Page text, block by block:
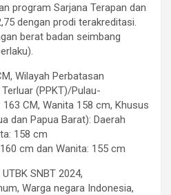
program Sarjana Terapan dan
dengan prodi terakreditasi.
berat badan seimbang
Wilayah Perbatasan
(PPKT)/Pulau-
163 CM, Wanita 158 cm, Khusus
dan Papua Barat): Daerah
158 cm
cm dan Wanita: 155 cm
SNBT 2024,
Warga negara Indonesia,